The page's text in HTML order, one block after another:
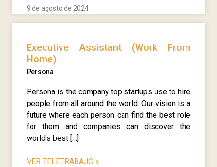
9 de agosto de 2024
Executive Assistant (Work From
Home)
Persona
Persona is the company top startups use to hire
people from all around the world. Our vision is a
future where each person can find the best role
for them and companies can discover the
world’s best […]
VER TELETRABAJO »